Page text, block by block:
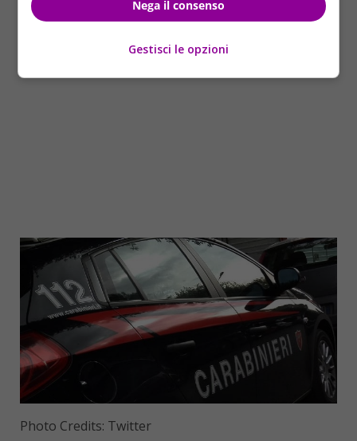
Photo Credits: Twitter
Nega il consenso
Gestisci le opzioni